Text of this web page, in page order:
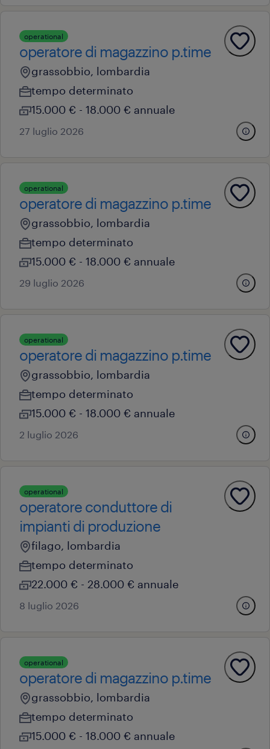
operational
operatore di magazzino p.time
grassobbio, lombardia
tempo determinato
15.000 € - 18.000 € annuale
27 luglio 2026
operational
operatore di magazzino p.time
grassobbio, lombardia
tempo determinato
15.000 € - 18.000 € annuale
29 luglio 2026
operational
operatore di magazzino p.time
grassobbio, lombardia
tempo determinato
15.000 € - 18.000 € annuale
2 luglio 2026
operational
operatore conduttore di
impianti di produzione
filago, lombardia
tempo determinato
22.000 € - 28.000 € annuale
8 luglio 2026
operational
operatore di magazzino p.time
grassobbio, lombardia
tempo determinato
15.000 € - 18.000 € annuale